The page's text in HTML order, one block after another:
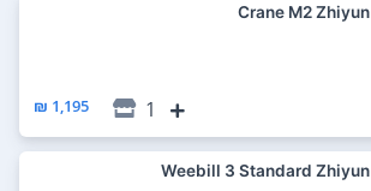
Crane M2 Zhiyun
1
1,195 ₪
Weebill 3 Standard Zhiyun